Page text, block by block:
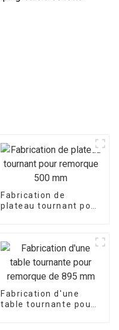
Fabrication de
plateau tournant pour
Fabrication d'une
table tournante pour